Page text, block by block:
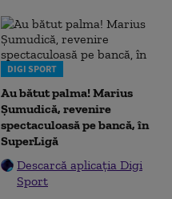
DIGI SPORT
Au bătut palma! Marius
Șumudică, revenire
spectaculoasă pe bancă, în
SuperLigă
Descarcă aplicația Digi
Sport